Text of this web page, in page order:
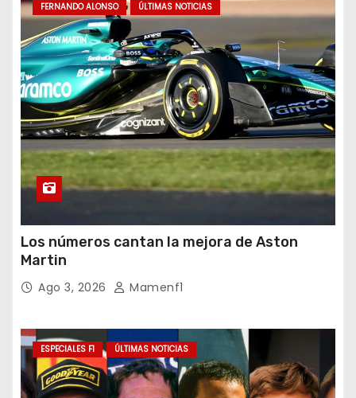
FERNANDO ALONSO ÚLTIMAS NOTICIAS
Los números cantan la mejora de Aston
Martin
Ago 3, 2026 Mamenf1
ESPECIALES F1 ÚLTIMAS NOTICIAS